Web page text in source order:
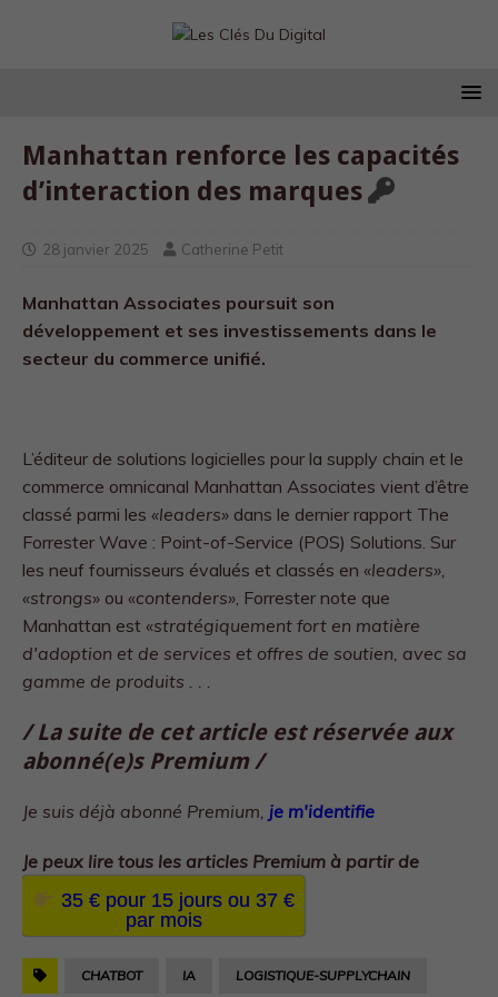
Manhattan renforce les capacités
d’interaction des marques
28 janvier 2025 Catherine Petit
Manhattan Associates poursuit son
développement et ses investissements dans le
secteur du commerce unifié.
L’éditeur de solutions logicielles pour la supply chain et le
commerce omnicanal Manhattan Associates vient d’être
classé parmi les «leaders» dans le dernier rapport The
Forrester Wave : Point-of-Service (POS) Solutions. Sur
les neuf fournisseurs évalués et classés en «leaders»,
«strongs» ou «contenders», Forrester note que
Manhattan est «stratégiquement fort en matière
d'adoption et de services et offres de soutien, avec sa
gamme de produits . . .
/ La suite de cet article est réservée aux
abonné(e)s Premium /
Je suis déjà abonné Premium, je m'identifie
Je peux lire tous les articles Premium à partir de
35 € pour 15 jours ou 37 €
par mois
CHATBOT IA LOGISTIQUE-SUPPLYCHAIN